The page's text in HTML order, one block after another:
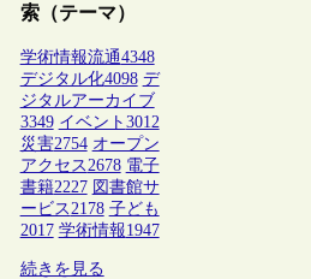
索（テーマ）
学術情報流通4348
デジタル化4098 デ
ジタルアーカイブ
3349 イベント 3012
災害2754 オープン
アクセス 2678 電子
書籍2227 図書館サ
ービス 2178 子ども
2017 学術情報1947
続きを見る